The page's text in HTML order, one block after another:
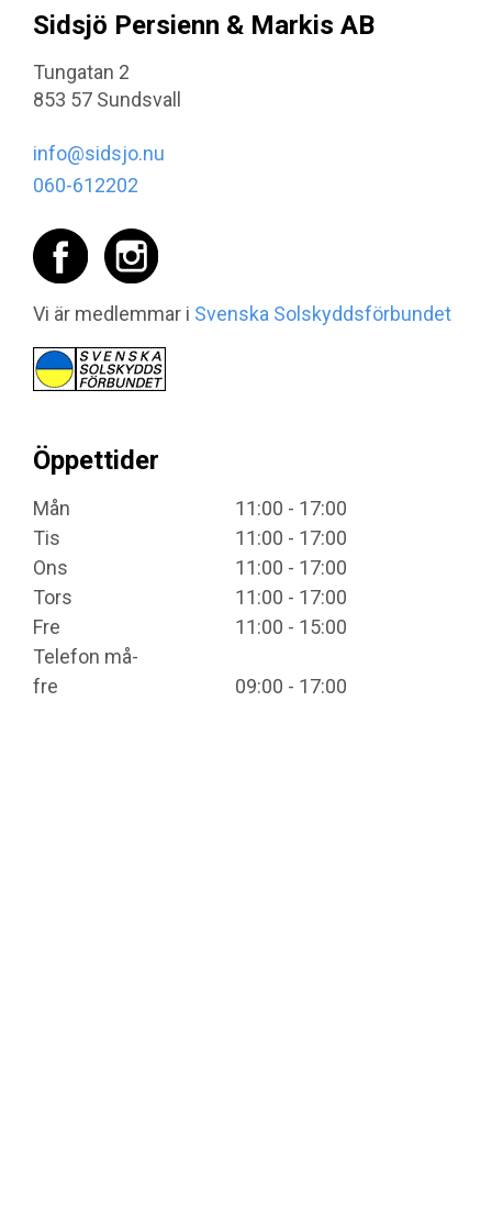
Sidsjö Persienn & Markis AB
Tungatan 2
853 57 Sundsvall
info@sidsjo.nu
060-612202
Vi är medlemmar i Svenska Solskyddsförbundet
Öppettider
Mån
11:00 - 17:00
Tis
11:00 - 17:00
Ons
11:00 - 17:00
Tors
11:00 - 17:00
Fre
11:00 - 15:00
Telefon må-
fre
09:00 - 17:00